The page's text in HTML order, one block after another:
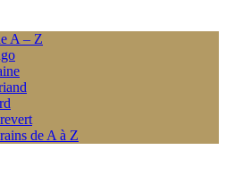
A – Z
de A à Z